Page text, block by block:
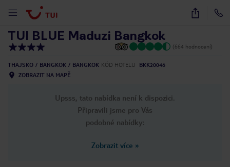
40
TUI BLUE Maduzi Bangkok
(664 hodnocení)
THAJSKO BANGKOK BANGKOK KÓD HOTELU
BKK20046
ZOBRAZIT NA MAPĚ
Upsss, tato nabídka není k dispozici.
Připravili jsme pro Vás
podobné nabídky:
Zobrazit více »